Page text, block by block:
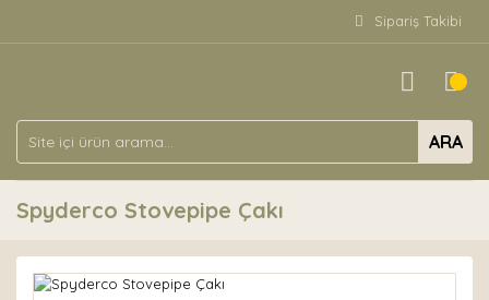
Sipariş Takibi
ARA
Spyderco Stovepipe Çakı